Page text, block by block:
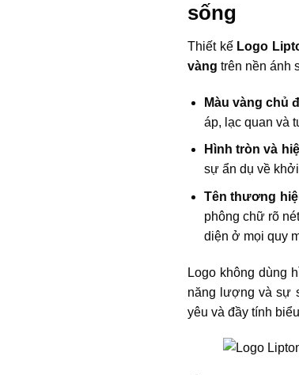
sống
Thiết kế Logo
vàng trên nền ánh
Màu vàng chủ
áp, lạc quan và
Hình tròn và
sự ẩn dụ về
Tên thương
phông chữ rõ
diện ở mọi quy
Logo không dùng
năng lượng và sự
yêu và đầy tính